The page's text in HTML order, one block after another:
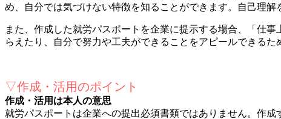
め、自分では気づけない特徴を知ることができます。自己理
また、作成した就労パスポートを企業に提示する場合、「仕
らえたり、自分で努力や工夫ができることをアピールできるた
▽作成・活用のポイント
作成・活用は本人の意思
就労パスポートは企業への提出必須書類ではありません。作